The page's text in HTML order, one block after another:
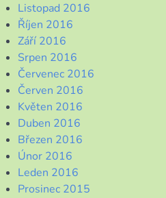
Listopad 2016
Říjen 2016
Září 2016
Srpen 2016
Červenec 2016
Červen 2016
Květen 2016
Duben 2016
Březen 2016
Únor 2016
Leden 2016
Prosinec 2015